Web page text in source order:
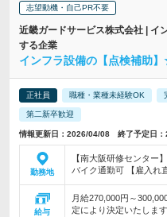
志望動機・自己PR不要
近畿ガードサービス株式会社 | イ
する企業
インフラ設備の【点検補助
正社員 職種・業種未経験OK
第二新卒歓迎
情報更新日：2026/04/08 終了予定日
勤務地
【南大阪研修センター
バイク通勤可 【雇入れ
給与
月給270,000円～
定により決定いたしま